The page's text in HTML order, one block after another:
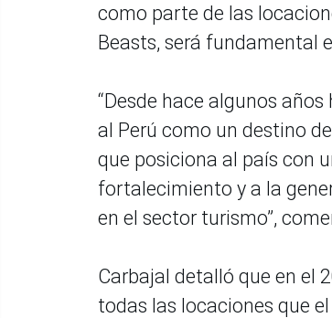
como parte de las
Beasts, será fundamental
“Desde hace algunos
al Perú como un destino
que posiciona al país con
fortalecimiento y a la
en el sector turismo”,
Carbajal detalló que en el
todas las locaciones que